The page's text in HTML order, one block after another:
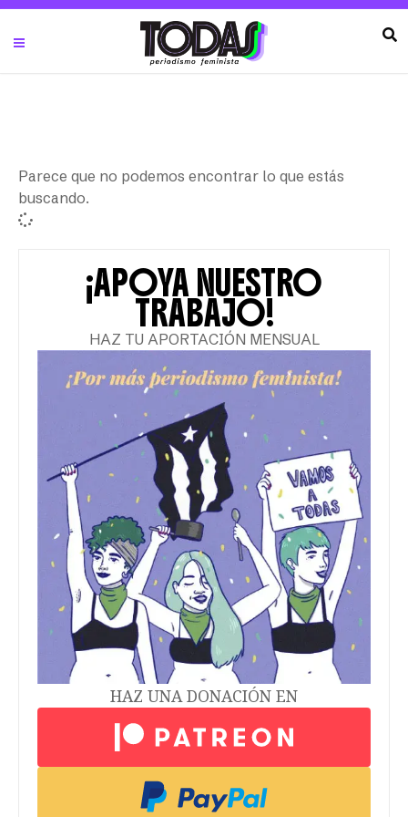
Parece que no podemos encontrar lo que estás
buscando.
¡APOYA NUESTRO
TRABAJO!
HAZ TU APORTACIÓN MENSUAL
HAZ UNA DONACIÓN EN